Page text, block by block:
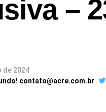
–
de 2024
contato@acre.com.br